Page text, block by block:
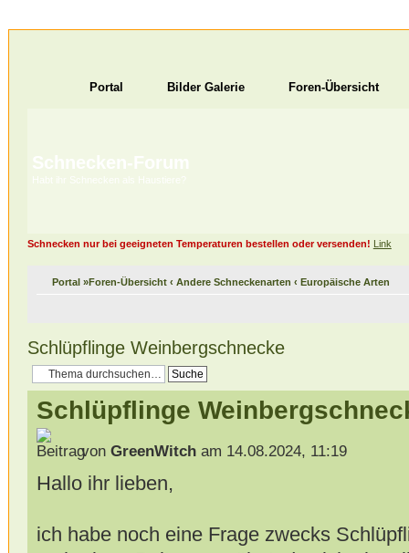
Portal Bilder Galerie Foren-Übersicht
Schnecken-Forum
Habt ihr Schnecken als Haustiere?
Schnecken nur bei geeigneten Temperaturen bestellen oder versenden! Link
Portal»Foren-Übersicht ‹ Andere Schneckenarten ‹ Europäische Arten
Schlüpflinge Weinbergschnecke
Schlüpflinge
von GreenWitcham 14.08.2024, 11:19
Hallo ihr lieben,
ich habe noch eine Frage zwecks